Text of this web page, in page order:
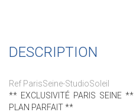
DESCRIPTION
Ref ParisSeine-StudioSoleil
** EXCLUSIVITÉ PARIS SEINE
PLAN PARFAIT **